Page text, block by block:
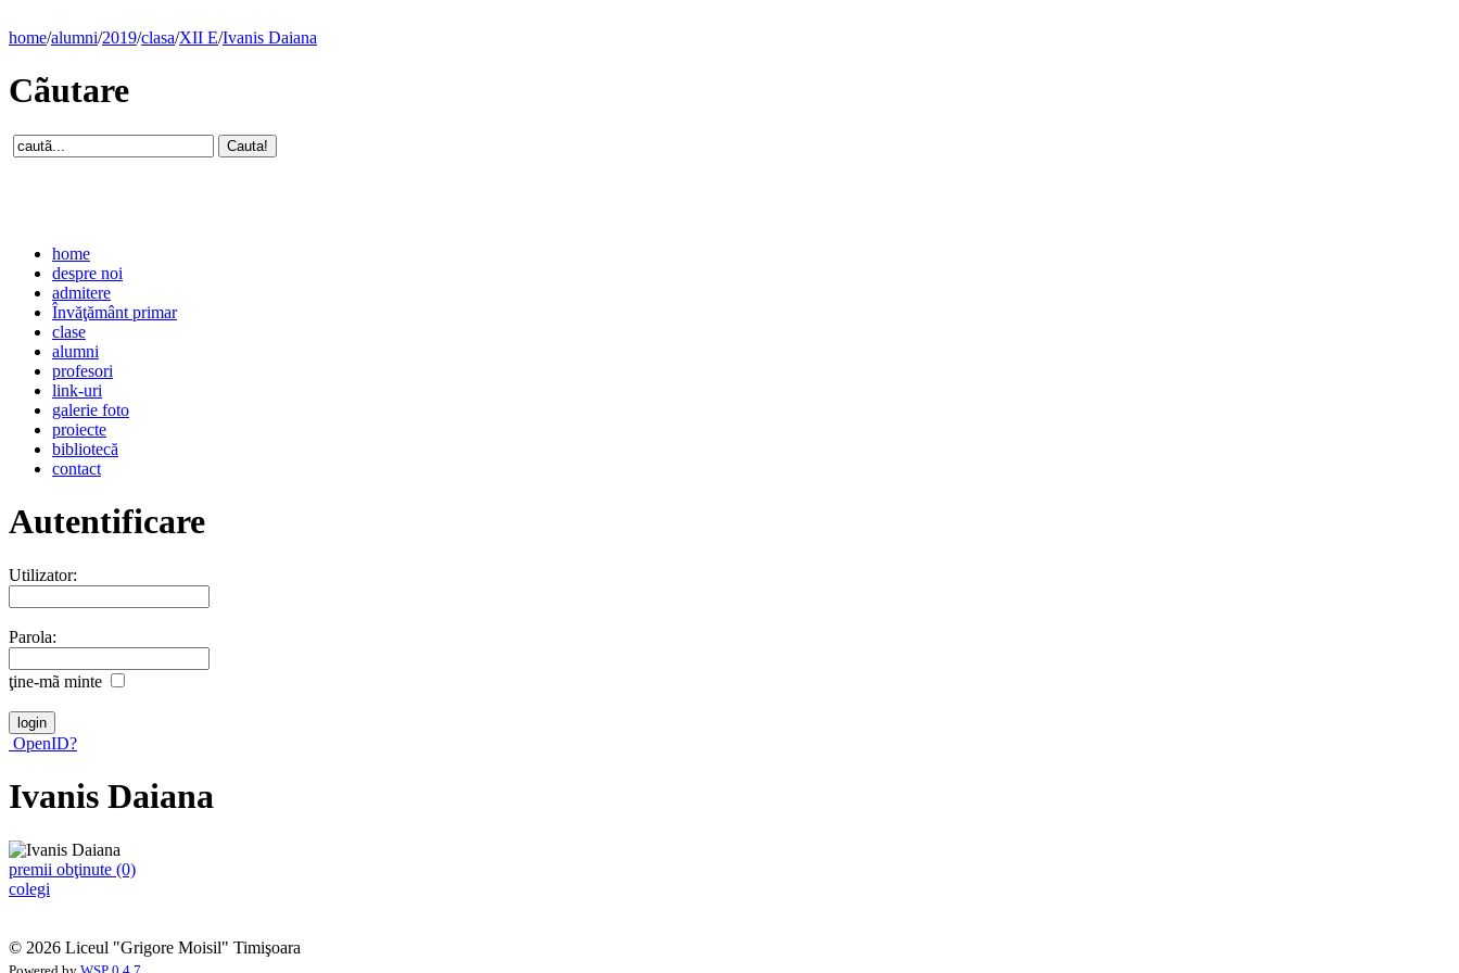
home/alumni/2019/clasa/XII E/Ivanis Daiana
Cãutare
home
despre noi
admitere
Învăţământ primar
clase
alumni
profesori
link-uri
galerie foto
proiecte
bibliotecă
contact
Autentificare
Utilizator:
Parola:
ţine-mã minte
OpenID?
Ivanis Daiana
premii obţinute (0)
colegi
© 2026 Liceul "Grigore Moisil" Timişoara